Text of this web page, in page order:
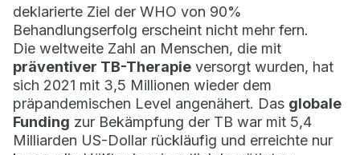
deklarierte Ziel der WHO von 90%
Behandlungserfolg erscheint nicht mehr fern.
Die weltweite Zahl an Menschen, die mit
präventiver TB-Therapie versorgt wurden, hat
sich 2021 mit 3,5 Millionen wieder dem
präpandemischen Level angenähert. Das globale
Funding zur Bekämpfung der TB war mit 5,4
Milliarden US-Dollar rückläufig und erreichte nur